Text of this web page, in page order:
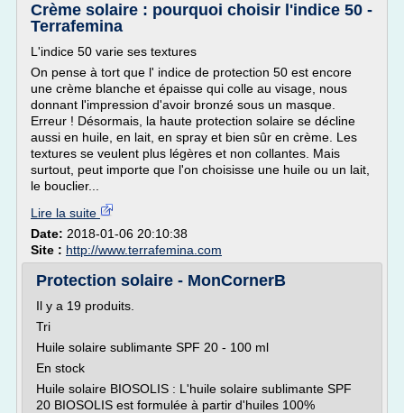
Crème solaire : pourquoi choisir l'indice 50 -
Terrafemina
L'indice 50 varie ses textures
On pense à tort que l' indice de protection 50 est encore
une crème blanche et épaisse qui colle au visage, nous
donnant l'impression d'avoir bronzé sous un masque.
Erreur ! Désormais, la haute protection solaire se décline
aussi en huile, en lait, en spray et bien sûr en crème. Les
textures se veulent plus légères et non collantes. Mais
surtout, peut importe que l'on choisisse une huile ou un lait,
le bouclier...
Lire la suite
Date: 2018-01-06 20:10:38
Site : http://www.terrafemina.com
Protection solaire - MonCornerB
Il y a 19 produits.
Tri
Huile solaire sublimante SPF 20 - 100 ml
En stock
Huile solaire BIOSOLIS : L'huile solaire sublimante SPF
20 BIOSOLIS est formulée à partir d'huiles 100%